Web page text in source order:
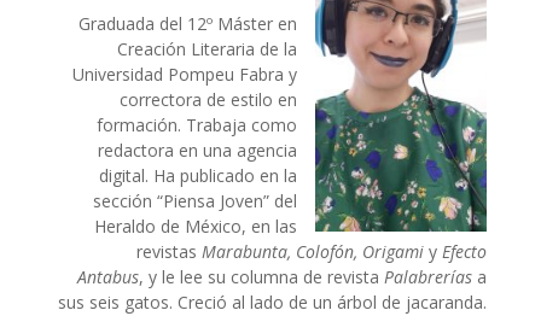
Graduada del 12º Máster en
Creación Literaria de la
Universidad Pompeu Fabra y
correctora de estilo en
formación. Trabaja como
redactora en una agencia
digital. Ha publicado en la
sección “Piensa Joven” del
Heraldo de México, en las
revistasMarabunta, Colofón, OrigamiyEfecto
Antabus, y le lee su columna de revistaPalabrerías a
sus seis gatos. Creció al lado de un árbol de jacaranda.